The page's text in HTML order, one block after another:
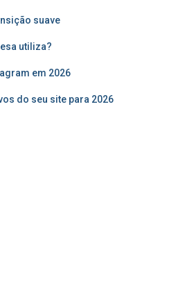
suave
utiliza?
em 2026
do seu site para 2026